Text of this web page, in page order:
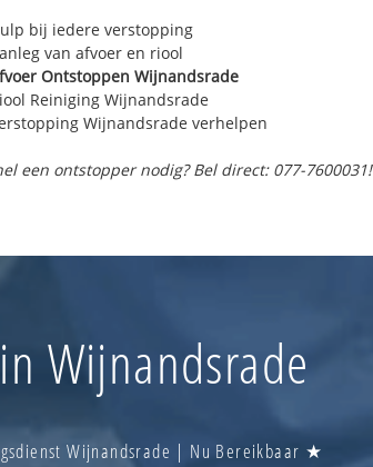
bij iedere verstopping
van afvoer en riool
Ontstoppen Wijnandsrade
Reiniging Wijnandsrade
Wijnandsrade verhelpen
een ontstopper nodig? Bel direct: 077-7600031!
Wijnandsrade
Wijnandsrade | Nu Bereikbaar ★